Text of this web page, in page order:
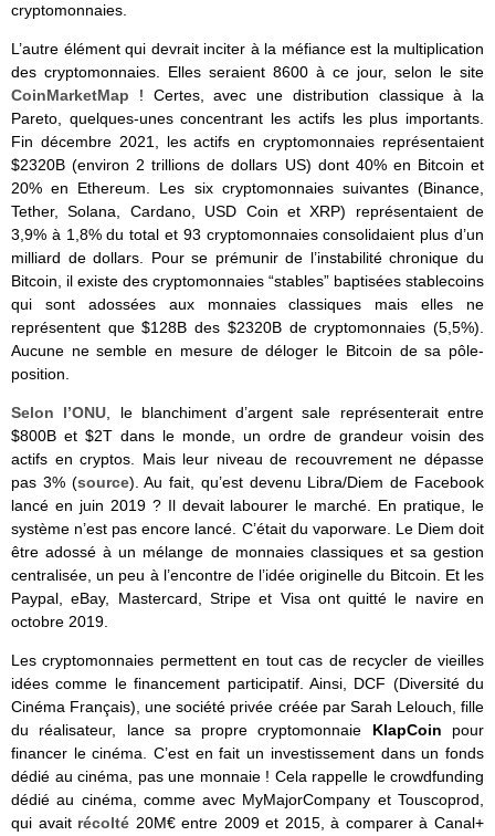
cryptomonnaies.
L’autre élément qui devrait inciter à la méfiance est la multiplication
des cryptomonnaies. Elles seraient 8600 à ce jour, selon le site
CoinMarketMap ! Certes, avec une distribution classique à la
Pareto, quelques-unes concentrant les actifs les plus importants.
Fin décembre 2021, les actifs en cryptomonnaies représentaient
$2320B (environ 2 trillions de dollars US) dont 40% en Bitcoin et
20% en Ethereum. Les six cryptomonnaies suivantes (Binance,
Tether, Solana, Cardano, USD Coin et XRP) représentaient de
3,9% à 1,8% du total et 93 cryptomonnaies consolidaient plus d’un
milliard de dollars. Pour se prémunir de l’instabilité chronique du
Bitcoin, il existe des cryptomonnaies “stables” baptisées stablecoins
qui sont adossées aux monnaies classiques mais elles ne
représentent que $128B des $2320B de cryptomonnaies (5,5%).
Aucune ne semble en mesure de déloger le Bitcoin de sa pôle-
position.
Selon l’ONU , le blanchiment d’argent sale représenterait entre
$800B et $2T dans le monde, un ordre de grandeur voisin des
actifs en cryptos. Mais leur niveau de recouvrement ne dépasse
pas 3% (source). Au fait, qu’est devenu Libra/Diem de Facebook
lancé en juin 2019 ? Il devait labourer le marché. En pratique, le
système n’est pas encore lancé. C’était du vaporware. Le Diem doit
être adossé à un mélange de monnaies classiques et sa gestion
centralisée, un peu à l’encontre de l’idée originelle du Bitcoin. Et les
Paypal, eBay, Mastercard, Stripe et Visa ont quitté le navire en
octobre 2019.
Les cryptomonnaies permettent en tout cas de recycler de vieilles
idées comme le financement participatif. Ainsi, DCF (Diversité du
Cinéma Français), une société privée créée par Sarah Lelouch, fille
du réalisateur, lance sa propre cryptomonnaie KlapCoin pour
financer le cinéma. C’est en fait un investissement dans un fonds
dédié au cinéma, pas une monnaie ! Cela rappelle le crowdfunding
dédié au cinéma, comme avec MyMajorCompany et Touscoprod,
qui avait récolté 20M€ entre 2009 et 2015, à comparer à Canal+